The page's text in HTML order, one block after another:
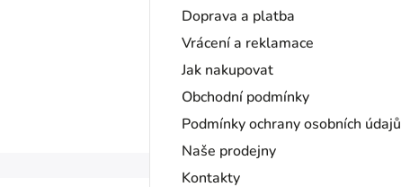
Doprava a platba
Vrácení a reklamace
Jak nakupovat
Obchodní podmínky
Podmínky ochrany osobních údajů
Naše prodejny
Kontakty